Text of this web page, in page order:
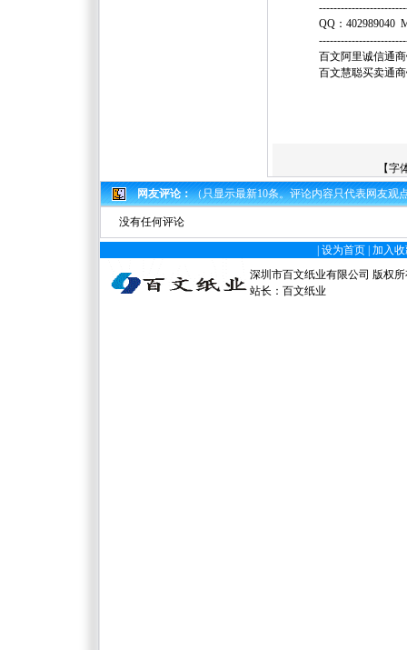
QQ： 402989040
百文阿里诚信通
百文慧聪买卖通
【字
网友评论：（只显示最新10条。评论内容只代表网友观
没有任何评论
设为首页 加入
深圳市百文纸业有限公司 版权
站长： 百文纸业